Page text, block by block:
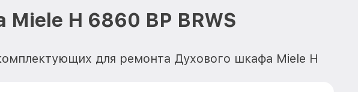
H 6860 BP BRWS
для ремонта Духового шкафа Miele H